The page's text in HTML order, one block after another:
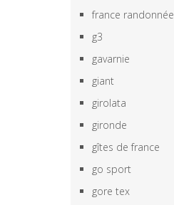
france randonnée
g3
gavarnie
giant
girolata
gironde
gîtes de france
go sport
gore tex